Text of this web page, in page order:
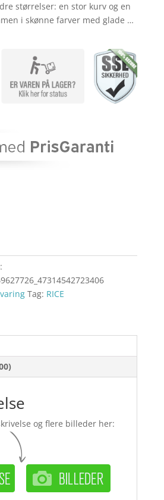
størrelser: en stor kurv og en
i skønne farver med glade …
Tag: RICE
og flere billeder her: